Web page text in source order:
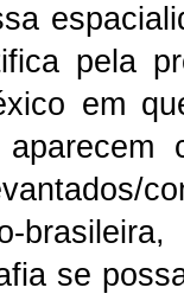
pela
em
se